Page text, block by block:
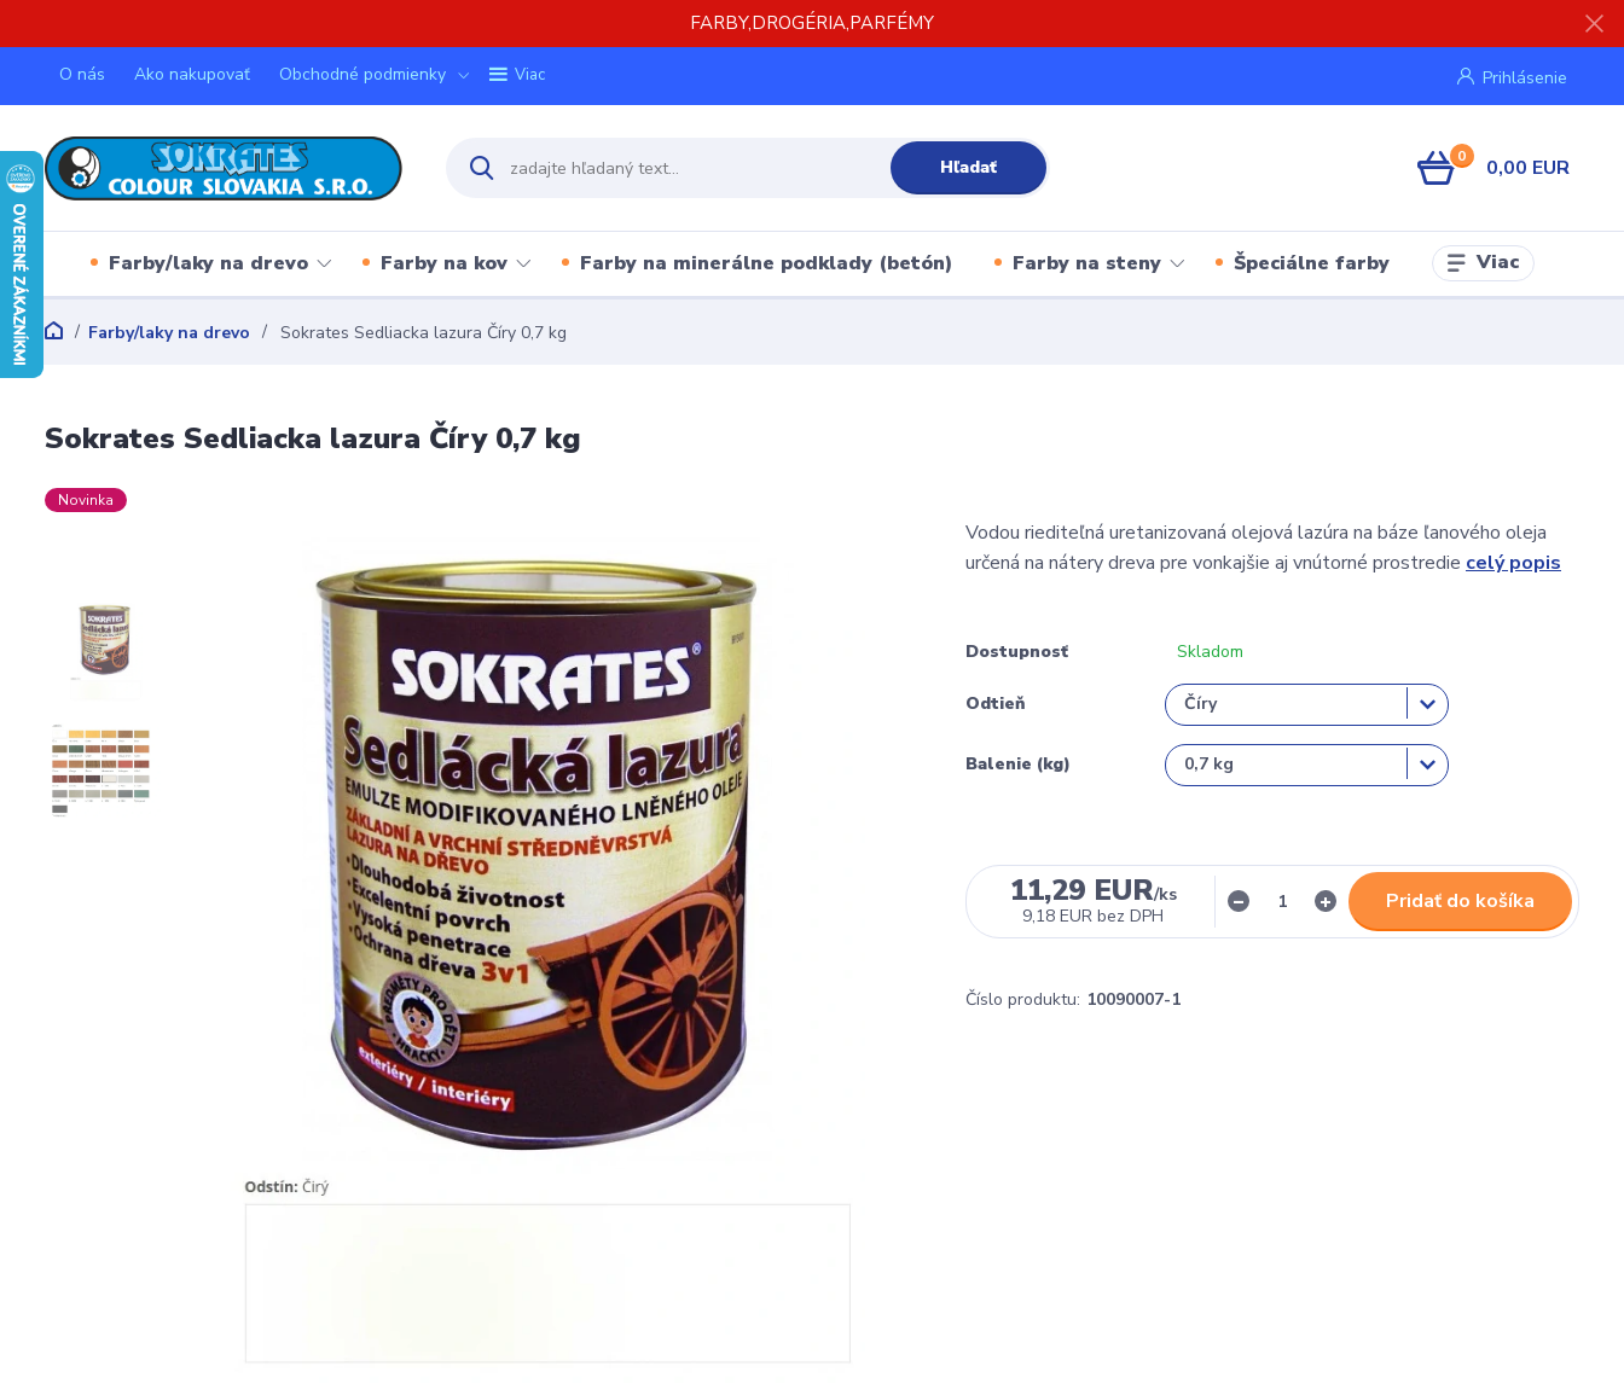
FARBY,DROGÉRIA,PARFÉMY
O nás Ako nakupovať Obchodné podmienky Viac Prihlásenie
Hľadať 0 0,00 EUR
Farby/laky na drevo Farby na kov Farby na minerálne podklady (betón) Farby na steny Špeciálne farby Viac
Farby/laky na drevo Sokrates Sedliacka lazura Číry 0,7 kg
Sokrates Sedliacka lazura Číry 0,7 kg
Novinka
Vodou riediteľná uretanizovaná olejová lazúra na báze ľanového oleja
určená na nátery dreva pre vonkajšie aj vnútorné prostredie celý popis
Dostupnosť Skladom
Odtieň
Balenie (kg)
11,29 EUR/ks
9,18 EUR bez DPH
Pridať do košíka
Číslo produktu: 10090007-1